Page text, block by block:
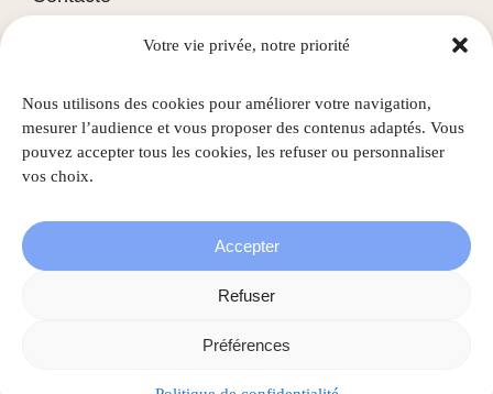
Votre vie privée, notre priorité
Nous utilisons des cookies pour améliorer votre navigation,
mesurer l’audience et vous proposer des contenus adaptés. Vous
pouvez accepter tous les cookies, les refuser ou personnaliser
vos choix.
Accepter
Refuser
Préférences
L-3911 Mondercange
Nascht • Todos os direitos reservados |